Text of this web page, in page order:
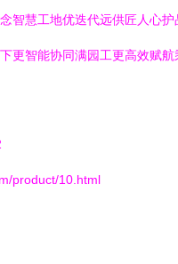
慧工地优迭代远供匠人心
智能协同满园工更高效赋
product/10.html